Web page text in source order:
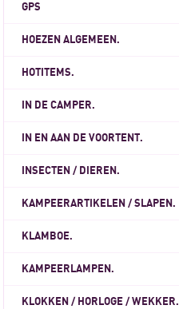
GPS
HOEZEN ALGEMEEN.
HOTITEMS.
IN DE CAMPER.
IN EN AAN DE VOORTENT.
INSECTEN / DIEREN.
KAMPEERARTIKELEN / SLAPEN.
KLAMBOE.
KAMPEERLAMPEN.
KLOKKEN / HORLOGE / WEKKER.